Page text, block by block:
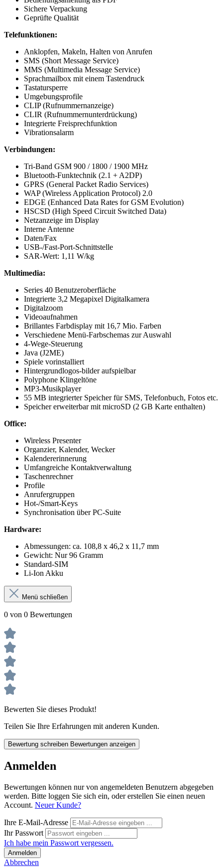
Sichere Verpackung
Geprüfte Qualität
Telefunktionen:
Anklopfen, Makeln, Halten von Anrufen
SMS (Short Message Service)
MMS (Multimedia Message Service)
Sprachmailbox mit einem Tastendruck
Tastatursperre
Umgebungsprofile
CLIP (Rufnummernanzeige)
CLIR (Rufnummernunterdrückung)
Integrierte Freisprechfunktion
Vibrationsalarm
Verbindungen:
Tri-Band GSM 900 / 1800 / 1900 MHz
Bluetooth-Funktechnik (2.1 + A2DP)
GPRS (General Packet Radio Services)
WAP (Wireless Application Protocol) 2.0
EDGE (Enhanced Data Rates for GSM Evolution)
HSCSD (High Speed Circuit Switched Data)
Netzanzeige im Display
Interne Antenne
Daten/Fax
USB-/Fast-Port-Schnittstelle
SAR-Wert: 1,11 W/kg
Multimedia:
Series 40 Benutzeroberfläche
Integrierte 3,2 Megapixel Digitalkamera
Digitalzoom
Videoaufnahmen
Brillantes Farbdisplay mit 16,7 Mio. Farben
Verschiedene Menü-Farbschemas zur Auswahl
4-Wege-Steuerung
Java (J2ME)
Spiele vorinstalliert
Hintergrundlogos-bilder aufspielbar
Polyphone Klingeltöne
MP3-Musikplayer
55 MB integrierter Speicher für SMS, Telefonbuch, Fotos etc.
Speicher erweiterbar mit microSD (2 GB Karte enthalten)
Office:
Wireless Presenter
Organzier, Kalender, Wecker
Kalendererinnerung
Umfangreiche Kontaktverwaltung
Taschenrechner
Profile
Anrufergruppen
Hot-/Smart-Keys
Synchronisation über PC-Suite
Hardware:
Abmessungen: ca. 108,8 x 46,2 x 11,7 mm
Gewicht: Nur 96 Gramm
Standard-SIM
Li-Ion Akku
Menü schließen
0 von 0 Bewertungen
Bewerten Sie dieses Produkt!
Teilen Sie Ihre Erfahrungen mit anderen Kunden.
Bewertung schreiben Bewertungen anzeigen
Anmelden
Bewertungen können nur von angemeldeten Benutzern abgegeben
werden. Bitte loggen Sie sich ein, oder erstellen Sie einen neuen
Account. Neuer Kunde?
Ihre E-Mail-Adresse
Ihr Passwort
Ich habe mein Passwort vergessen.
Anmelden
Abbrechen